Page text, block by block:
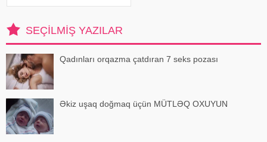
SEÇILMIŞ YAZILAR
Qadınları orqazma çatdıran 7 seks pozası
Əkiz uşaq doğmaq üçün MÜTLƏQ OXUYUN